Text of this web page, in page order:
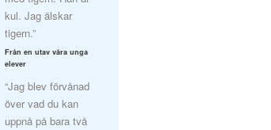
kul. Jag älskar
tigern.”
Från en utav våra unga
elever
“Jag blev förvånad
över vad du kan
uppnå på bara två